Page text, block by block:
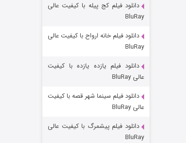
شوگر فصل ۲
دانلود فیلم کج‌ پیله با کیفیت عالی
BluRay
دانلود فیلم خانه ارواح با کیفیت عالی
BluRay
دانلود فیلم یازده یازده با کیفیت
عالی BluRay
دانلود فیلم سینما شهر قصه با کیفیت
عالی BluRay
دانلود فیلم پیشمرگ با کیفیت عالی
BluRay